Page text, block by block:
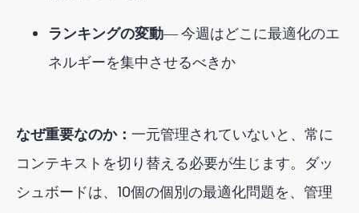
ランキングの変動― 今週はどこに最適化のエ
ネルギーを集中させるべきか
なぜ重要なのか： 一元管理されていないと、常に
コンテキストを切り替える必要が生じます。ダッ
シュボードは、10個の個別の最適化問題を、管理